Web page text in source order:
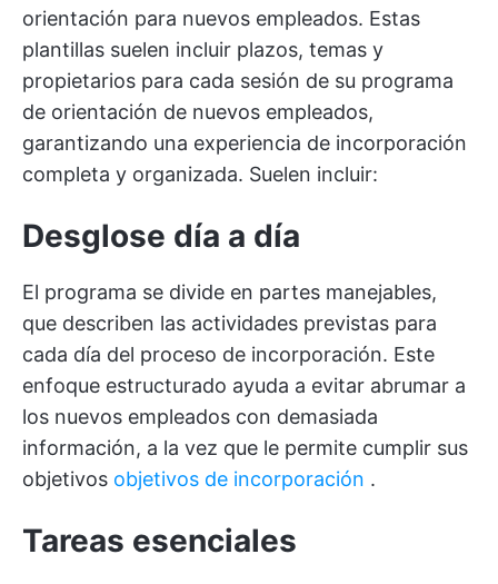
orientación para nuevos empleados. Estas
plantillas suelen incluir plazos, temas y
propietarios para cada sesión de su programa
de orientación de nuevos empleados,
garantizando una experiencia de incorporación
completa y organizada. Suelen incluir:
Desglose día a día
El programa se divide en partes manejables,
que describen las actividades previstas para
cada día del proceso de incorporación. Este
enfoque estructurado ayuda a evitar abrumar a
los nuevos empleados con demasiada
información, a la vez que le permite cumplir sus
objetivos objetivos de incorporación .
Tareas esenciales